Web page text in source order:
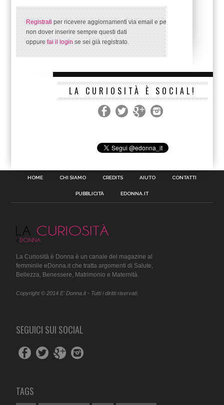
Registratiper ricevere aggiornamenti via email e per
non dover inserire sempre questi dati
oppurefai il loginse sei già registrato.
LA CURIOSITÀ È SOCIAL!
HOME CHI SIAMO CREDITS AIUTO CONTATTI
PUBBLICITÀ EDONNA.IT
La Curiosità è Donna è un canale del magazine al
femminile eDonna.it che tratta argomenti di Salute,
Bellezza, Benessere, Matrimonio e Maternità.
Copyright © 2014 E' Donna.it - Tutti i diritti riservati.
SEGUICI SUI SOCIAL
TAGS